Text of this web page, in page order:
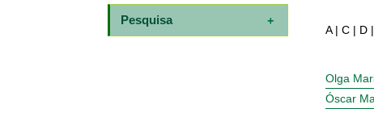
A | C | D |
Olga
Óscar
Pesquisa